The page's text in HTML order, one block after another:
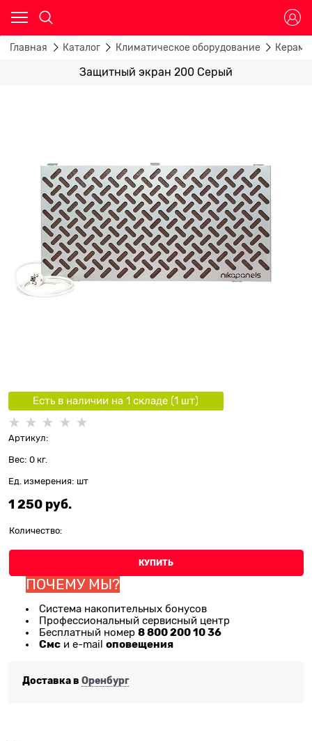
Главная Каталог Климатическое оборудование
Защитный экран 200 Серый
Есть в наличии на 1 складe (1 шт)
Артикул:
Вес: 0 кг.
Ед. измерения: шт
1 250 руб.
Количество:
КУПИТЬ
ПОЧЕМУ МЫ?
Система накопительных бонусов
Профессиональный сервисный центр
Бесплатный номер 8 800 200 10 36
Смс и e-mail оповещения
Доставка в Оренбург